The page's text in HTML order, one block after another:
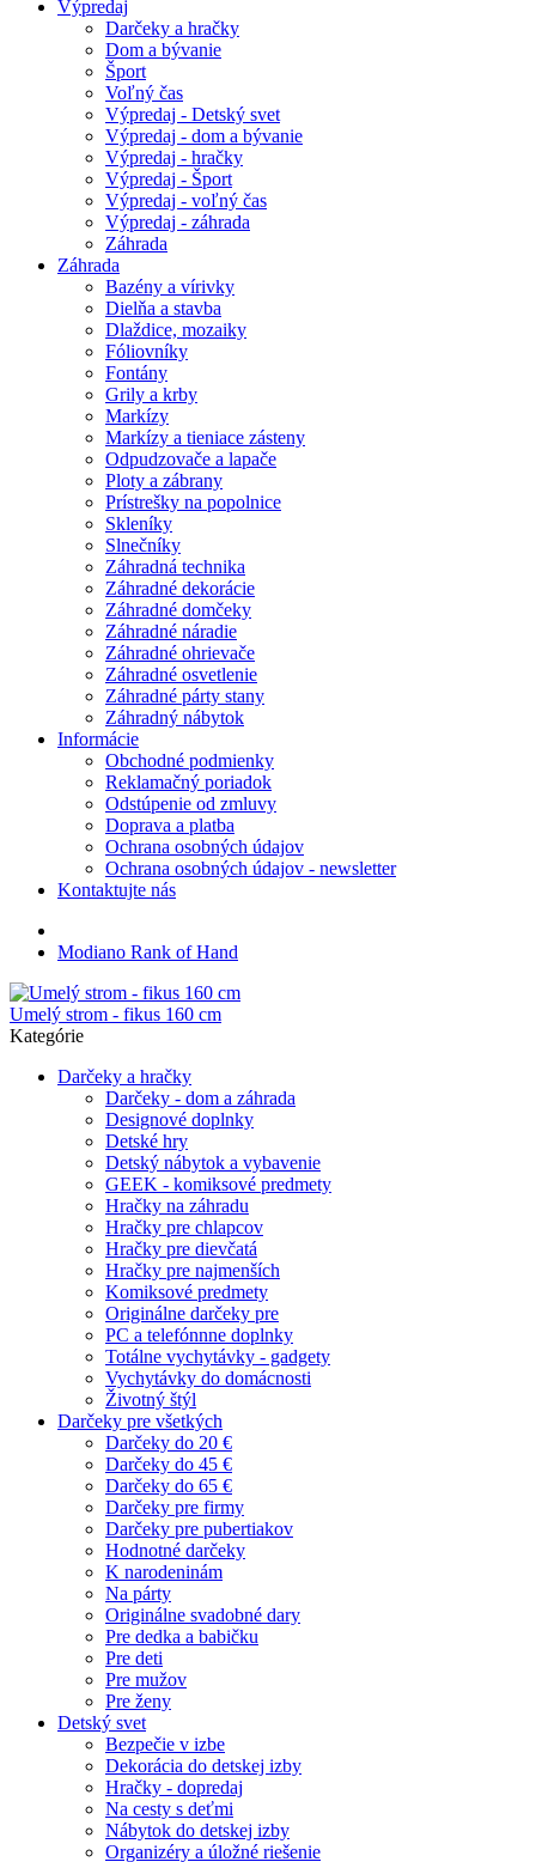
Výpredaj
Darčeky a hračky
Dom a bývanie
Šport
Voľný čas
Výpredaj - Detský svet
Výpredaj - dom a bývanie
Výpredaj - hračky
Výpredaj - Šport
Výpredaj - voľný čas
Výpredaj - záhrada
Záhrada
Záhrada
Bazény a vírivky
Dielňa a stavba
Dlaždice, mozaiky
Fóliovníky
Fontány
Grily a krby
Markízy
Markízy a tieniace zásteny
Odpudzovače a lapače
Ploty a zábrany
Prístrešky na popolnice
Skleníky
Slnečníky
Záhradná technika
Záhradné dekorácie
Záhradné domčeky
Záhradné náradie
Záhradné ohrievače
Záhradné osvetlenie
Záhradné párty stany
Záhradný nábytok
Informácie
Obchodné podmienky
Reklamačný poriadok
Odstúpenie od zmluvy
Doprava a platba
Ochrana osobných údajov
Ochrana osobných údajov - newsletter
Kontaktujte nás
Modiano Rank of Hand
Umelý strom - fikus 160 cm
Kategórie
Darčeky a hračky
Darčeky - dom a záhrada
Designové doplnky
Detské hry
Detský nábytok a vybavenie
GEEK - komiksové predmety
Hračky na záhradu
Hračky pre chlapcov
Hračky pre dievčatá
Hračky pre najmenších
Komiksové predmety
Originálne darčeky pre
PC a telefónnne doplnky
Totálne vychytávky - gadgety
Vychytávky do domácnosti
Životný štýl
Darčeky pre všetkých
Darčeky do 20 €
Darčeky do 45 €
Darčeky do 65 €
Darčeky pre firmy
Darčeky pre pubertiakov
Hodnotné darčeky
K narodeninám
Na párty
Originálne svadobné dary
Pre dedka a babičku
Pre deti
Pre mužov
Pre ženy
Detský svet
Bezpečie v izbe
Dekorácia do detskej izby
Hračky - dopredaj
Na cesty s deťmi
Nábytok do detskej izby
Organizéry a úložné riešenie